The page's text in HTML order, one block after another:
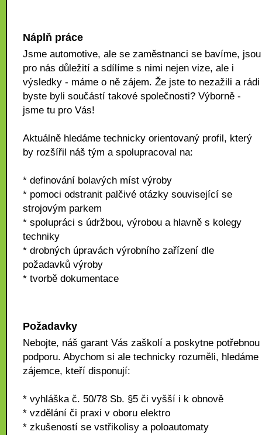
Náplň práce
Jsme automotive, ale se zaměstnanci se bavíme, jsou
pro nás důležití a sdílíme s nimi nejen vize, ale i
výsledky - máme o ně zájem. Že jste to nezažili a rádi
byste byli součástí takové společnosti? Výborně -
jsme tu pro Vás!
Aktuálně hledáme technicky orientovaný profil, který
by rozšířil náš tým a spolupracoval na:
* definování bolavých míst výroby
* pomoci odstranit palčivé otázky související se
strojovým parkem
* spolupráci s údržbou, výrobou a hlavně s kolegy
techniky
* drobných úpravách výrobního zařízení dle
požadavků výroby
* tvorbě dokumentace
Požadavky
Nebojte, náš garant Vás zaškolí a poskytne potřebnou
podporu. Abychom si ale technicky rozuměli, hledáme
zájemce, kteří disponují:
* vyhláška č. 50/78 Sb. §5 či vyšší i k obnově
* vzdělání či praxi v oboru elektro
* zkušeností se vstřikolisy a poloautomaty